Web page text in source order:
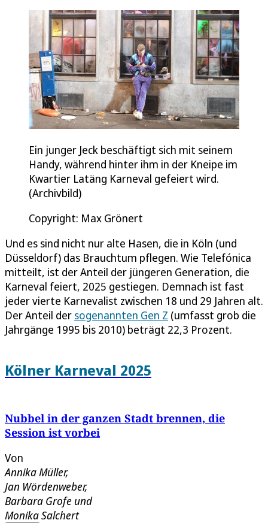
Ein junger Jeck beschäftigt sich mit seinem
Handy, während hinter ihm in der Kneipe im
Kwartier Latäng Karneval gefeiert wird.
(Archivbild)
Copyright: Max Grönert
Und es sind nicht nur alte Hasen, die in Köln (und
Düsseldorf) das Brauchtum pflegen. Wie Telefónica
mitteilt, ist der Anteil der jüngeren Generation, die
Karneval feiert, 2025 gestiegen. Demnach ist fast
jeder vierte Karnevalist zwischen 18 und 29 Jahren alt.
Der Anteil der sogenannten Gen Z (umfasst grob die
Jahrgänge 1995 bis 2010) beträgt 22,3 Prozent.
Kölner Karneval 2025
Nubbel in der ganzen Stadt brennen, die
Session ist vorbei
Von
Annika Müller,
Jan Wördenweber,
Barbara Grofe und
Monika Salchert